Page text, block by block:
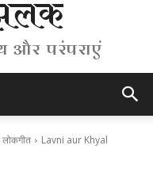
और परंपराएं
Lavni aur Khyal